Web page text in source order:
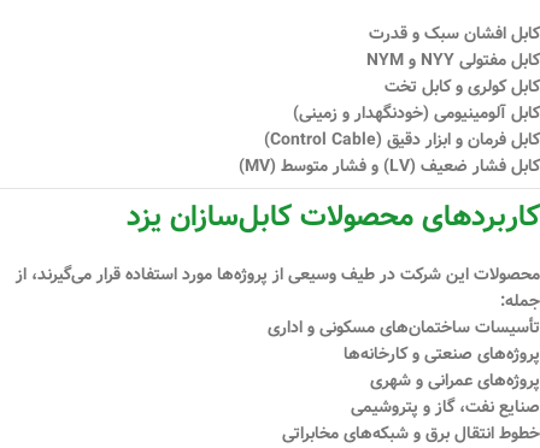
کابل افشان سبک و قدرت
کابل مفتولی NYY و NYM
کابل کولری و کابل تخت
کابل آلومینیومی (خودنگهدار و زمینی)
کابل فرمان و ابزار دقیق (Control Cable)
کابل فشار ضعیف (LV) و فشار متوسط (MV)
کاربردهای محصولات کابل‌سازان یزد
محصولات این شرکت در طیف وسیعی از پروژه‌ها مورد استفاده قرار می‌گیرند، از
جمله:
تأسیسات ساختمان‌های مسکونی و اداری
پروژه‌های صنعتی و کارخانه‌ها
پروژه‌های عمرانی و شهری
صنایع نفت، گاز و پتروشیمی
خطوط انتقال برق و شبکه‌های مخابراتی